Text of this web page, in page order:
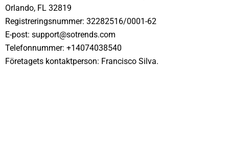
Orlando, FL 32819
Registreringsnummer: 32282516/0001-62
E-post: support@sotrends.com
Telefonnummer: +14074038540
Företagets kontaktperson: Francisco Silva.